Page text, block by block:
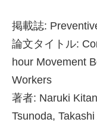
掲載誌:
論文タイトル:
hour Movement
Workers
著者: Naruki
Tsunoda,